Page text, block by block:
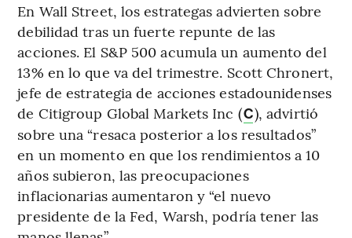
En Wall Street, los estrategas advierten sobre
debilidad tras un fuerte repunte de las
acciones. El S&P 500 acumula un aumento del
13% en lo que va del trimestre. Scott Chronert,
jefe de estrategia de acciones estadounidenses
de Citigroup Global Markets Inc (C), advirtió
sobre una “resaca posterior a los resultados”
en un momento en que los rendimientos a 10
años subieron, las preocupaciones
inflacionarias aumentaron y “el nuevo
presidente de la Fed, Warsh, podría tener las